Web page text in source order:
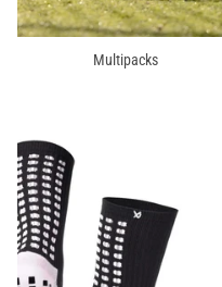
Multipacks